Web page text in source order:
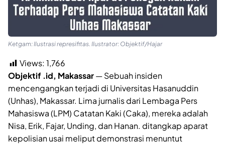
Ketgam: Ilustrasi represifitas. Ilustrator: Objektif/Hajar
Views: 1,766
Objektif .id, Makassar— Sebuah insiden
mencengangkan terjadi di Universitas Hasanuddin
(Unhas), Makassar. Lima jurnalis dari Lembaga Pers
Mahasiswa (LPM) Catatan Kaki (Caka), mereka adalah
Nisa, Erik, Fajar, Unding, dan Hanan. ditangkap aparat
kepolisian usai meliput demonstrasi menuntut